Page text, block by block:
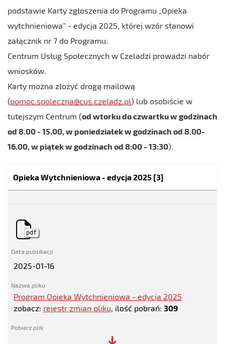
podstawie Karty zgłoszenia do Programu „Opieka
wytchnieniowa” - edycja 2025, której wzór stanowi
załącznik nr 7 do Programu.
Centrum Usług Społecznych w Czeladzi prowadzi nabór
wniosków.
Karty można złożyć drogą mailową
(pomoc.spoleczna@cus.czeladz.pl) lub osobiście w
tutejszym Centrum (od wtorku do czwartku w godzinach
od 8.00 - 15.00, w poniedziałek w godzinach od 8.00-
16.00, w piątek w godzinach od 8:00 - 13:30).
Kategoria:
Opieka Wytchnieniowa - edycja 2025 [3]
pdf
2025-01-16
Program Opieka Wytchnieniowa - edycja 2025
zobacz: rejestr zmian pliku, ilość pobrań: 309